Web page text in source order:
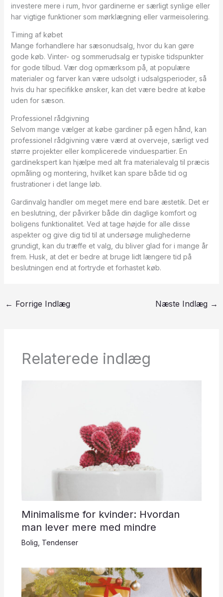
investere mere i rum, hvor gardinerne er særligt synlige eller
har vigtige funktioner som mørklægning eller varmeisolering.
Timing af købet
Mange forhandlere har sæsonudsalg, hvor du kan gøre
gode køb. Vinter- og sommerudsalg er typiske tidspunkter
for gode tilbud. Vær dog opmærksom på, at populære
materialer og farver kan være udsolgt i udsalgsperioder, så
hvis du har specifikke ønsker, kan det være bedre at købe
uden for sæson.
Professionel rådgivning
Selvom mange vælger at købe gardiner på egen hånd, kan
professionel rådgivning være værd at overveje, særligt ved
større projekter eller komplicerede vinduespartier. En
gardinekspert kan hjælpe med alt fra materialevalg til præcis
opmåling og montering, hvilket kan spare både tid og
frustrationer i det lange løb.
Gardinvalg handler om meget mere end bare æstetik. Det er
en beslutning, der påvirker både din daglige komfort og
boligens funktionalitet. Ved at tage højde for alle disse
aspekter og give dig tid til at undersøge mulighederne
grundigt, kan du træffe et valg, du bliver glad for i mange år
frem. Husk, at det er bedre at bruge lidt længere tid på
beslutningen end at fortryde et forhastet køb.
← Forrige Indlæg Næste Indlæg →
Relaterede indlæg
Minimalisme for kvinder: Hvordan
man lever mere med mindre
Bolig Tendenser